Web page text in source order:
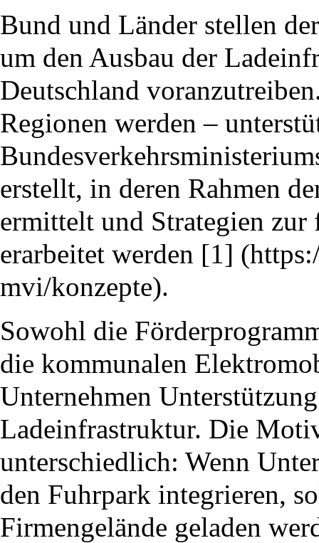
Bund und Länder stellen
um den Ausbau der
Deutschland
Regionen werden –
erstellt, in deren Rahmen
ermittelt und Strategien zur
erarbeitet werden [1]
.
Sowohl die
die kommunalen
Unternehmen
Ladeinfrastruktur. Die
unterschiedlich: Wenn
den Fuhrpark integrieren,
Firmengelände geladen